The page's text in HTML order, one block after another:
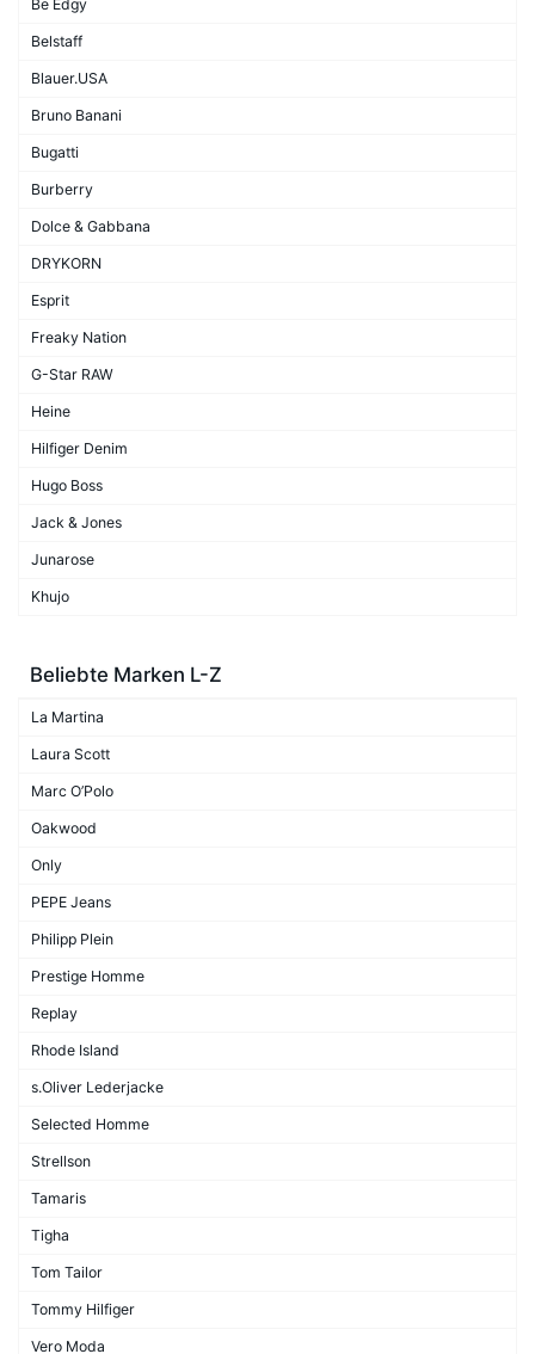
Be Edgy
Belstaff
Blauer.USA
Bruno Banani
Bugatti
Burberry
Dolce & Gabbana
DRYKORN
Esprit
Freaky Nation
G-Star RAW
Heine
Hilfiger Denim
Hugo Boss
Jack & Jones
Junarose
Khujo
Beliebte Marken L-Z
La Martina
Laura Scott
Marc O’Polo
Oakwood
Only
PEPE Jeans
Philipp Plein
Prestige Homme
Replay
Rhode Island
s.Oliver Lederjacke
Selected Homme
Strellson
Tamaris
Tigha
Tom Tailor
Tommy Hilfiger
Vero Moda